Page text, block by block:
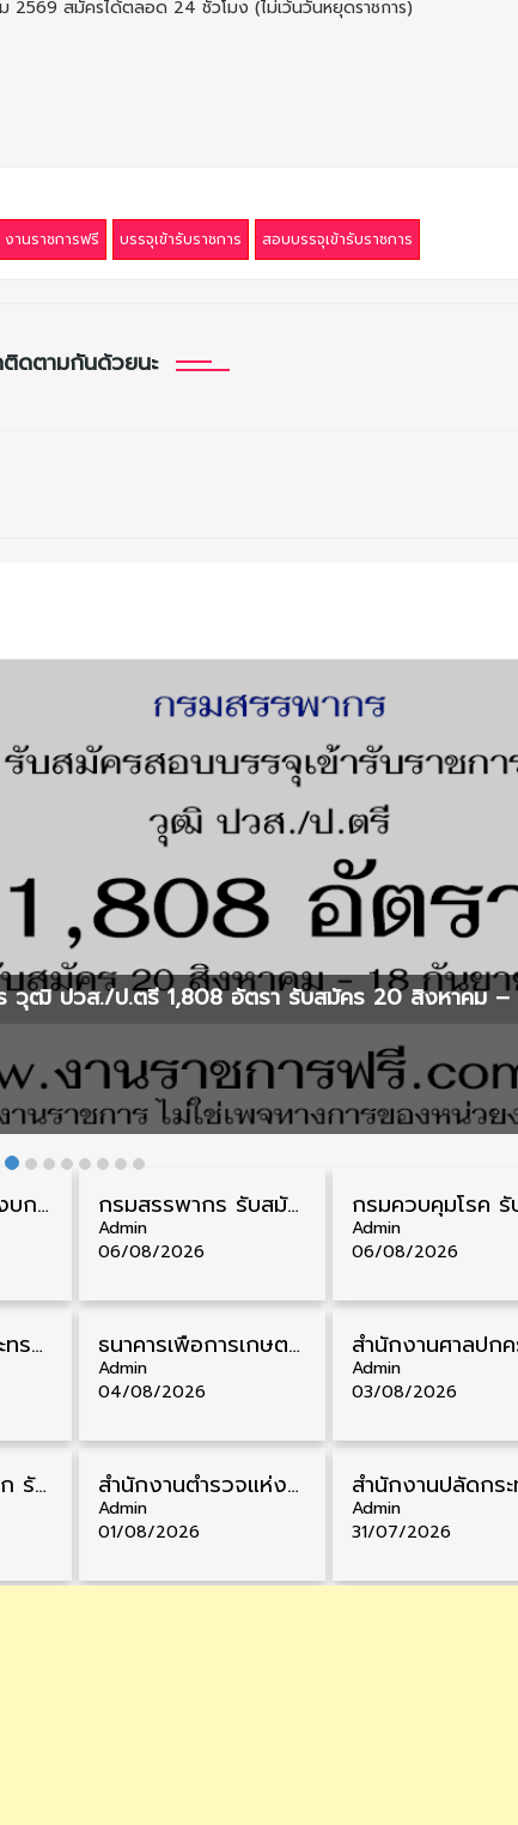
สมัครได้ตลอด 24 ชั่วโมง (ไม่เว้นวันหยุดราชการ)
งานราชการฟรี บรรจุเข้ารับราชการ สอบบรรจุเข้ารับราชการ
ดตามกันด้วยนะ
วุฒิ ปวส./ป.ตรี 1,808 อัตรา รับสมัคร 20 สิงหาคม –
กรมการขนส่งทางบก รับสมัครสอบบรรจุเข้ารับราชการ วุฒิ ปวส. 24 อัตรา รับสมัคร 18 สิงหาคม – 7 กันยายน กรมสรรพากร รับสมัครลูกจ้างชั่วคราว วุฒิ ปวช./ป.ตรี 138 อัตรา รับสมัคร 17 – 31 สิงหาคม
Admin
06/08/2026
Admin
06/08/2026
สำนักงานปลัดกระทรวงสาธารณสุข รับสมัครพนักงานราชการรูปแบบพิเศษ วุฒิ ปวส./ป.ตรี 102 อัตรา รับสมัคร 17 – 28 สิงหาคม ธนาคารเพื่อการเกษตรและสหกรณ์การเกษตร รับสมัครบุคคลเพื่อเป็นผู้ช่วยพนักงาน วุฒิ ป.ตรี 5 อัตรา รับสมัคร 4 – 14 สิงหาคม
Admin
04/08/2026
Admin
03/08/2026
กรมแพทย์ทหารบก รับสมัครพนักงานราชการ วุฒิ ม.3/ม.6/ปวช./ปวท./ปวส. 6 อัตรา รับสมัคร 3 – 7 สิงหาคม สำนักงานตำรวจแห่งชาติ รับสมัครสอบนายสิบตำรวจ วุฒิ ม.6/ปวช. 6,000 อัตรา รับสมัคร 8 – 19 สิงหาคม
Admin
01/08/2026
Admin
31/07/2026